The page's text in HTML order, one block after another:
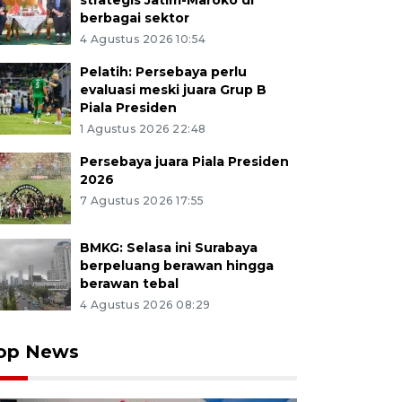
berbagai sektor
4 Agustus 2026 10:54
Pelatih: Persebaya perlu
evaluasi meski juara Grup B
Piala Presiden
1 Agustus 2026 22:48
Persebaya juara Piala Presiden
2026
7 Agustus 2026 17:55
BMKG: Selasa ini Surabaya
berpeluang berawan hingga
berawan tebal
4 Agustus 2026 08:29
News